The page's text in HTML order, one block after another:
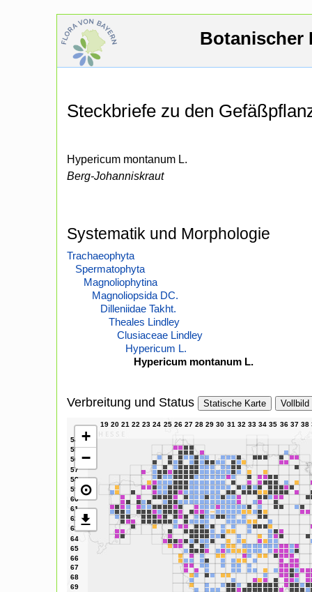
Botanischer
Steckbriefe zu den
Hypericum montanum L.
Berg-Johanniskraut
Systematik und Morphologie
Trachaeophyta
Spermatophyta
Magnoliophytina
Magnoliopsida DC.
Dilleniidae Takht.
Theales Lindley
Clusiaceae Lindley
Hypericum L.
Hypericum montanum L.
Verbreitung und Status Statische Karte Vollbild
+
−
⊙